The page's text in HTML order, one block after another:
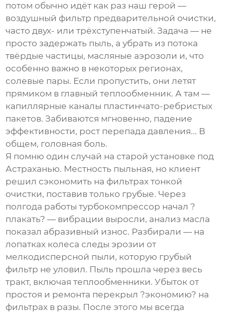
потом обычно идёт как раз наш герой —
воздушный фильтр предварительной очистки,
часто двух- или трёхступенчатый. Задача — не
просто задержать пыль, а убрать из потока
твёрдые частицы, масляные аэрозоли и, что
особенно важно в некоторых регионах,
солевые пары. Если пропустить, они летят
прямиком в главный теплообменник. А там —
капиллярные каналы пластинчато-ребристых
пакетов. Забиваются мгновенно, падение
эффективности, рост перепада давления... В
общем, головная боль.
Я помню один случай на старой установке под
Астраханью. Местность пыльная, но клиент
решил сэкономить на фильтрах тонкой
очистки, поставив только грубые. Через
полгода работы турбокомпрессор начал ?
плакать? — вибрации выросли, анализ масла
показал абразивный износ. Разбирали — на
лопатках колеса следы эрозии от
мелкодисперсной пыли, которую грубый
фильтр не уловил. Пыль прошла через весь
тракт, включая теплообменники. Убыток от
простоя и ремонта перекрыл ?экономию? на
фильтрах в разы. После этого мы всегда